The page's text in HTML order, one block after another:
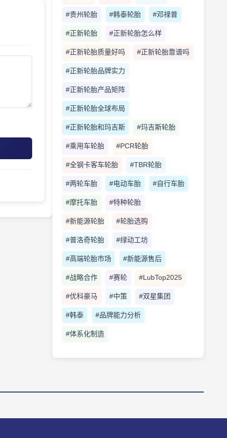
#贵州轮胎 #韩泰轮胎 #邓禄普
#正新轮胎 #正新轮胎怎么样
#正新轮胎质量好吗 #正新轮胎靠谱吗
#正新轮胎品牌实力
#正新轮胎产品矩阵
#正新轮胎全球布局
#正新轮胎和玛吉斯 #玛吉斯轮胎
#乘用车轮胎 #PCR轮胎
#全钢卡客车轮胎 #TBR轮胎
#两轮车胎 #电动车胎 #自行车胎
#摩托车胎 #特种轮胎
#新能源轮胎 #轮胎选购
#普洛奇轮胎 #绿动工坊
#高端轮胎市场 #新能源售后
#战略合作 #赛轮 #LubTop2025
#优科豪马 #中策 #双星集团
#韩泰 #品牌能力分析
#体系化制造